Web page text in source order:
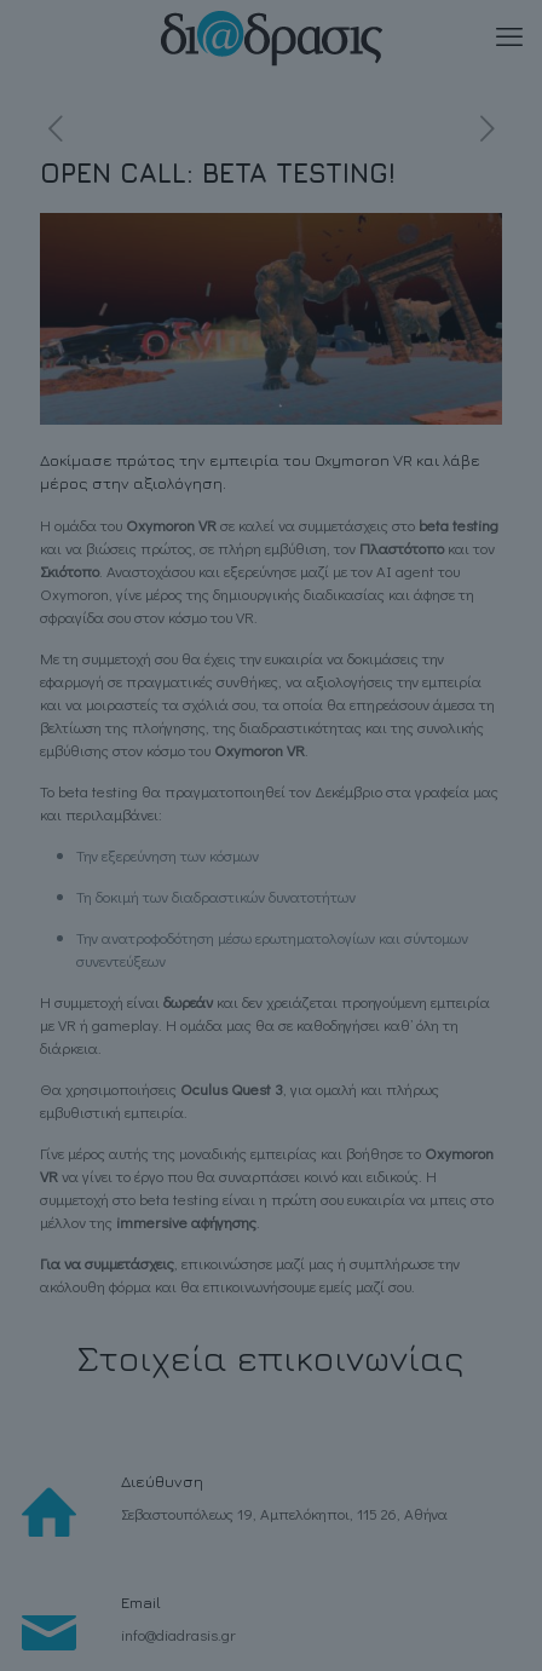
OPEN CALL: BETA TESTING!
Δοκίμασε πρώτος την εμπειρία του Oxymoron VR και λάβε
μέρος στην αξιολόγηση.
Η ομάδα του Oxymoron VRσε καλεί να συμμετάσχεις στο beta testing
και να βιώσεις πρώτος, σε πλήρη εμβύθιση, τον Πλαστότοποκαι τον
Σκιότοπο. Αναστοχάσου και εξερεύνησε μαζί με τον AI agent του
Oxymoron, γίνε μέρος της δημιουργικής διαδικασίας και άφησε τη
σφραγίδα σου στον κόσμο του VR.
Με τη συμμετοχή σου θα έχεις την ευκαιρία να δοκιμάσεις την
εφαρμογή σε πραγματικές συνθήκες, να αξιολογήσεις την εμπειρία
και να μοιραστείς τα σχόλιά σου, τα οποία θα επηρεάσουν άμεσα τη
βελτίωση της πλοήγησης, της διαδραστικότητας και της συνολικής
εμβύθισης στον κόσμο του Oxymoron VR
Το beta testing θα πραγματοποιηθεί τον Δεκέμβριο στα γραφεία μας
και περιλαμβάνει:
Την εξερεύνηση των κόσμων
Τη δοκιμή των διαδραστικών δυνατοτήτων
Την ανατροφοδότηση μέσω ερωτηματολογίων και σύντομων
συνεντεύξεων
Η συμμετοχή είναι δωρεάν και δεν χρειάζεται προηγούμενη εμπειρία
με VR ή gameplay. Η ομάδα μας θα σε καθοδηγήσει καθ’ όλη τη
διάρκεια.
Θα χρησιμοποιήσεις Oculus Quest 3 , για ομαλή και πλήρως
εμβυθιστική εμπειρία.
Γίνε μέρος αυτής της μοναδικής εμπειρίας και βοήθησε το Oxymoron
VRνα γίνει το έργο που θα συναρπάσει κοινό και ειδικούς. Η
συμμετοχή στο beta testing είναι η πρώτη σου ευκαιρία να μπεις στο
μέλλον της immersive αφήγησης
Για να συμμετάσχεις , επικοινώσησε μαζί μας ή συμπλήρωσε την
ακόλουθη φόρμα και θα επικοινωνήσουμε εμείς μαζί σου.
Στοιχεία επικοινωνίας
Διεύθυνση
Σεβαστουπόλεως 19, Αμπελόκηποι, 115 26, Αθήνα
Email
info@diadrasis.gr